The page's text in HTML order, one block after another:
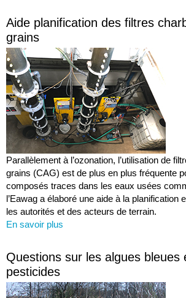
Aide planification des filtres
grains
Parallèlement à l’ozonation, l’utilisation de
grains (CAG) est de plus en plus fréquente
composés traces dans les eaux usées
l’Eawag a élaboré une aide à la planification
les autorités et des acteurs de terrain.
En savoir plus
Questions sur les algues bleues
pesticides